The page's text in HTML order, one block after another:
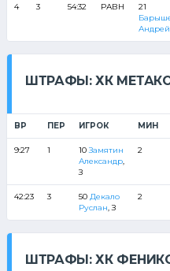
4 3 54:32 РАВН
21
Андрей
ШТРАФЫ: ХК
ВР ПЕР ИГРОК МИН
9:27 1 10Замятин
Александр,
З
2
42:23 3 50 Декало
Руслан, З
2
ШТРАФЫ: ХК